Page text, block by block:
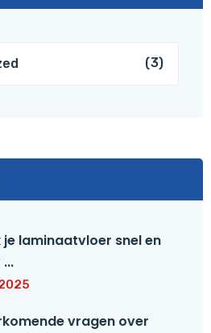
(3)
je laminaatvloer snel en
vragen over